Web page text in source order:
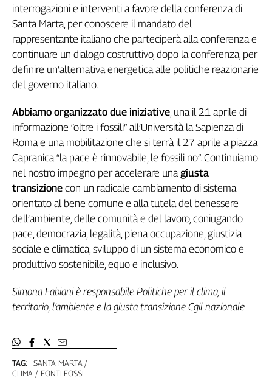
TAG:
SANTA MARTA
CLIMA
FONTI FOSSI
interrogazioni e interventi a favore della conferenza di
Santa Marta, per conoscere il mandato del
rappresentante italiano che parteciperà alla conferenza e
continuare un dialogo costruttivo, dopo la conferenza, per
definire un’alternativa energetica alle politiche reazionarie
del governo italiano.
Abbiamo organizzato due iniziative, una il 21 aprile di
informazione “oltre i fossili” all’Università la Sapienza di
Roma e una mobilitazione che si terrà il 27 aprile a piazza
Capranica “la pace è rinnovabile, le fossili no”. Continuiamo
nel nostro impegno per accelerare unagiusta
transizione con un radicale cambiamento di sistema
orientato al bene comune e alla tutela del benessere
dell’ambiente, delle comunità e del lavoro, coniugando
pace, democrazia, legalità, piena occupazione, giustizia
sociale e climatica, sviluppo di un sistema economico e
produttivo sostenibile, equo e inclusivo.
Simona Fabiani è responsabile Politiche per il clima, il
territorio, l’ambiente e la giusta transizione Cgil nazionale